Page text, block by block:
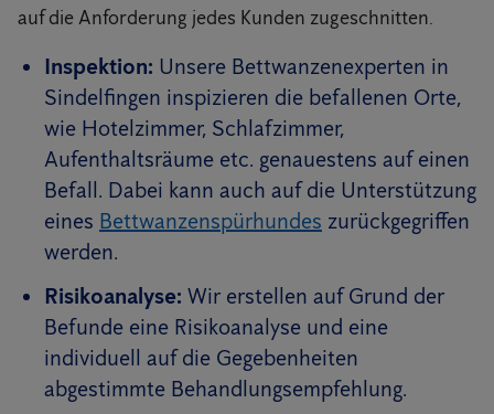
auf die Anforderung jedes Kunden zugeschnitten.
Inspektion: Unsere Bettwanzenexperten in
Sindelfingen inspizieren die befallenen Orte,
wie Hotelzimmer, Schlafzimmer,
Aufenthaltsräume etc. genauestens auf einen
Befall. Dabei kann auch auf die Unterstützung
eines Bettwanzenspürhundes zurückgegriffen
werden.
Risikoanalyse: Wir erstellen auf Grund der
Befunde eine Risikoanalyse und eine
individuell auf die Gegebenheiten
abgestimmte Behandlungsempfehlung.